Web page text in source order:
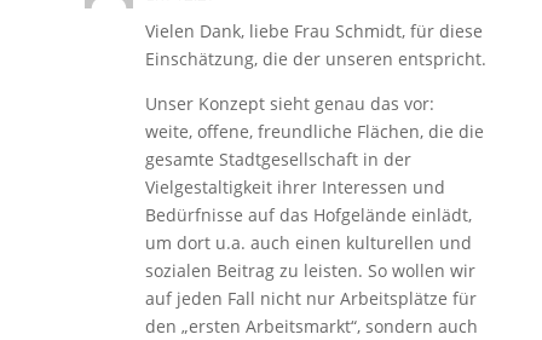
Vielen Dank, liebe Frau Schmidt, für diese
Einschätzung, die der unseren entspricht.
Unser Konzept sieht genau das vor:
weite, offene, freundliche Flächen, die die
gesamte Stadtgesellschaft in der
Vielgestaltigkeit ihrer Interessen und
Bedürfnisse auf das Hofgelände einlädt,
um dort u.a. auch einen kulturellen und
sozialen Beitrag zu leisten. So wollen wir
auf jeden Fall nicht nur Arbeitsplätze für
den „ersten Arbeitsmarkt“, sondern auch